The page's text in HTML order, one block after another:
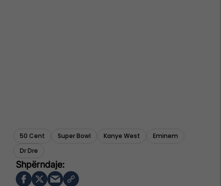
50 Cent Super Bowl Kanye West
Eminem
Dr Dre